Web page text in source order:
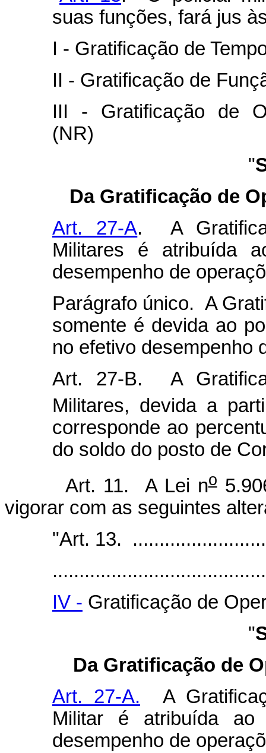
suas funções, fará jus
I - Gratificação de
II - Gratificação de
III - Gratificação de
(NR)
"
Da Gratificação de
Art. 27-A. A
Militares é atribuída
desempenho de
Parágrafo único. A
somente é devida ao
no efetivo desempenho
Art. 27-B. A
Militares, devida a
corresponde ao
do soldo do posto de
Art. 11. A Lei no
vigorar com as seguintes
"Art. 13.
IV - Gratificação de
"
Da Gratificação de
Art. 27-A. A
Militar é atribuída ao
desempenho de